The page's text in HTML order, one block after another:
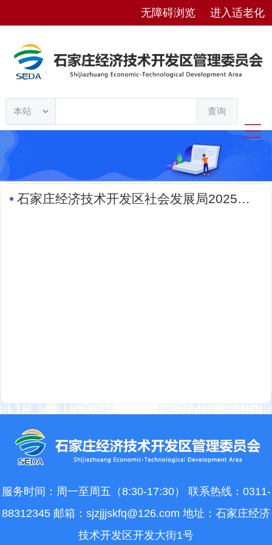
无障碍浏览 进入适老化
查询
石家庄经济技术开发区社会发展局2025年度整体支出绩效自评报告